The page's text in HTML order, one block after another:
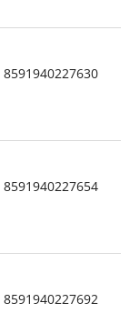
8591940227630
8591940227654
8591940227692